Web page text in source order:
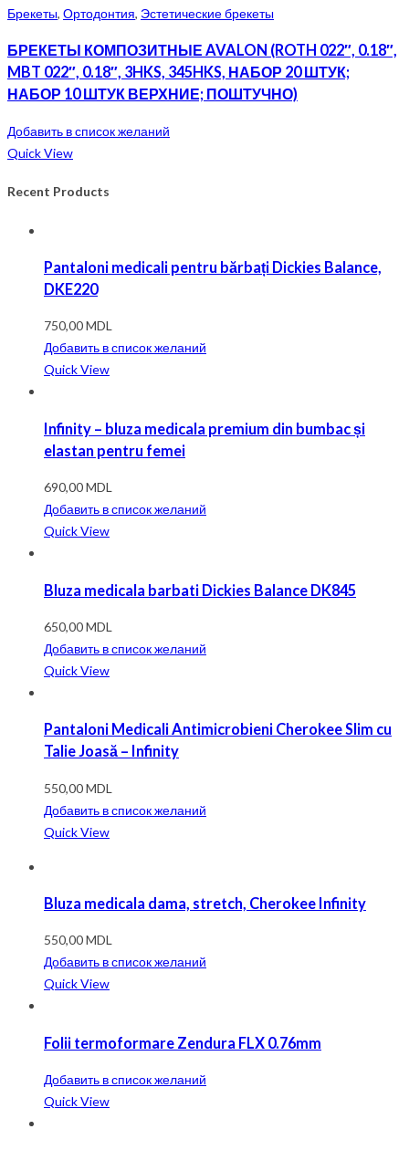
Брекеты, Ортодонтия, Эстетические брекеты
БРЕКЕТЫ КОМПОЗИТНЫЕ AVALON (ROTH 022″, 0.18″,
MBT 022″, 0.18″, 3HKS, 345HKS, НАБОР 20 ШТУК;
НАБОР 10 ШТУК ВЕРХНИЕ; ПОШТУЧНО)
Добавить в список желаний
Quick View
Recent Products
Pantaloni medicali pentru bărbați Dickies Balance,
DKE220
750,00MDL
Добавить в список желаний
Quick View
Infinity – bluza medicala premium din bumbac și
elastan pentru femei
690,00MDL
Добавить в список желаний
Quick View
Bluza medicala barbati Dickies Balance DK845
650,00MDL
Добавить в список желаний
Quick View
Pantaloni Medicali Antimicrobieni Cherokee Slim cu
Talie Joasă – Infinity
550,00MDL
Добавить в список желаний
Quick View
Bluza medicala dama, stretch, Cherokee Infinity
550,00MDL
Добавить в список желаний
Quick View
Folii termoformare Zendura FLX 0.76mm
Добавить в список желаний
Quick View